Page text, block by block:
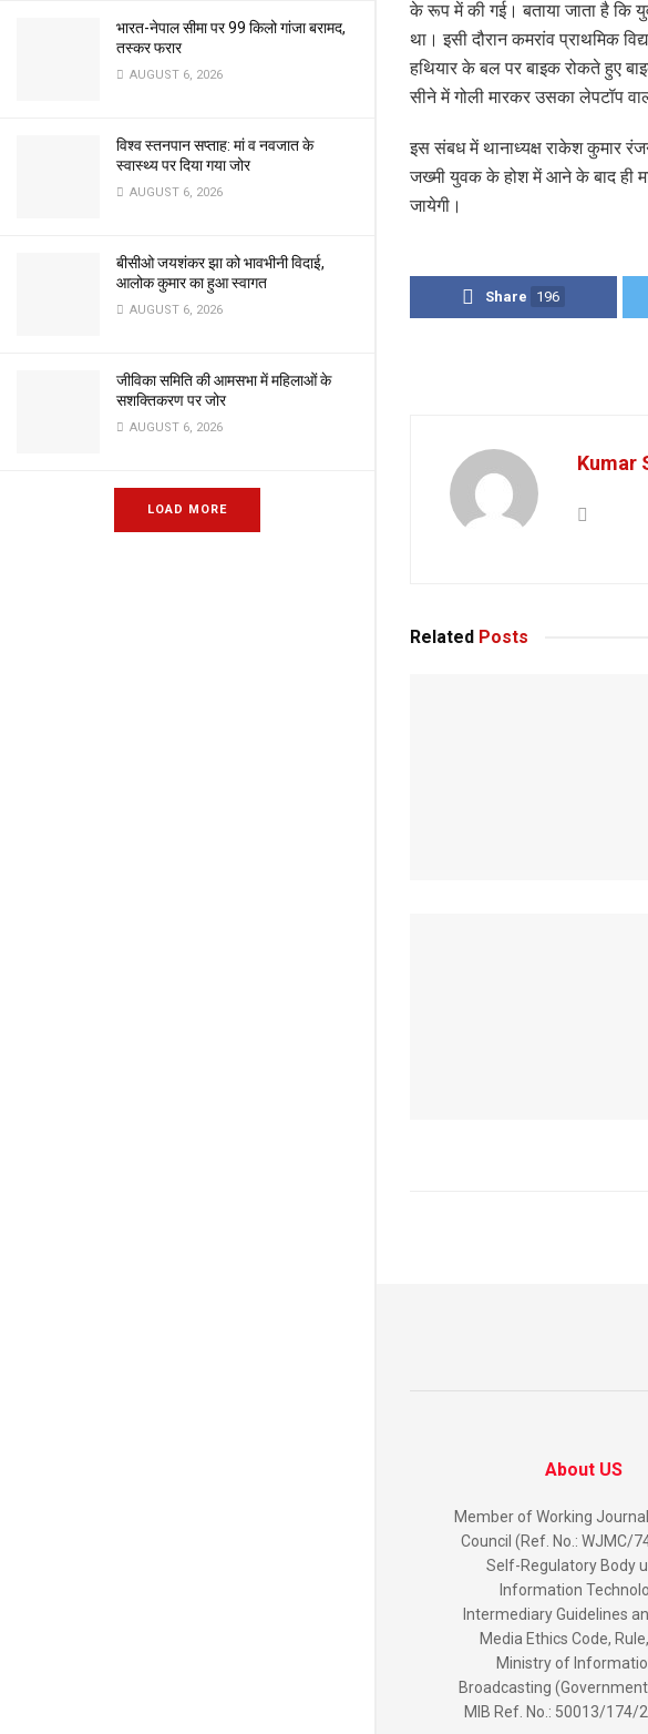
भारत-नेपाल सीमा पर 99 किलो गांजा बरामद,
तस्कर फरार
AUGUST 6, 2026
विश्व स्तनपान सप्ताह: मां व नवजात के
स्वास्थ्य पर दिया गया जोर
AUGUST 6, 2026
बीसीओ जयशंकर झा को भावभीनी विदाई,
आलोक कुमार का हुआ स्वागत
AUGUST 6, 2026
जीविका समिति की आमसभा में महिलाओं के
सशक्तिकरण पर जोर
AUGUST 6, 2026
LOAD MORE
के रूप में की गई। बताया जाता है कि
था। इसी दौरान कमरांव प्राथमिक
हथियार के बल पर बाइक रोकते हुए
सीने में गोली मारकर उसका लेपटॉप
इस संबध में थानाध्यक्ष राकेश कुमार
जख्मी युवक के होश में आने के बाद ही
जायेगी।
Share 196
Kumar
Related Posts
About US
Member of Working
Council (Ref. No.: WJMC/
Self-Regulatory Body
Information
Intermediary Guidelines
Media Ethics Code,
Ministry of
Broadcasting
MIB Ref. No.: 50013/174/